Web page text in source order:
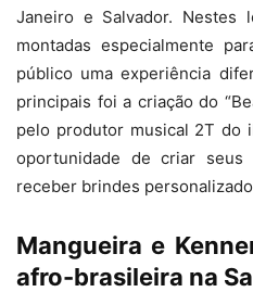
Janeiro e Salvador. Nestes
montadas especialmente
público uma experiência
principais foi a criação do
pelo produtor musical 2T do
oportunidade de criar
receber brindes
Mangueira e
afro-brasileira na